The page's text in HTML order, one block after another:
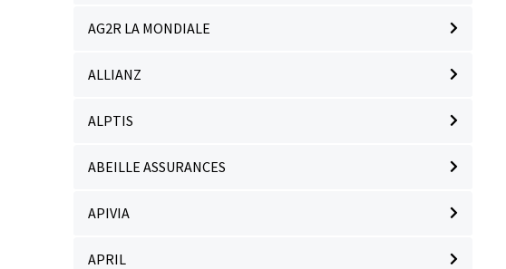
AG2R LA MONDIALE
ALLIANZ
ALPTIS
ABEILLE ASSURANCES
APIVIA
APRIL